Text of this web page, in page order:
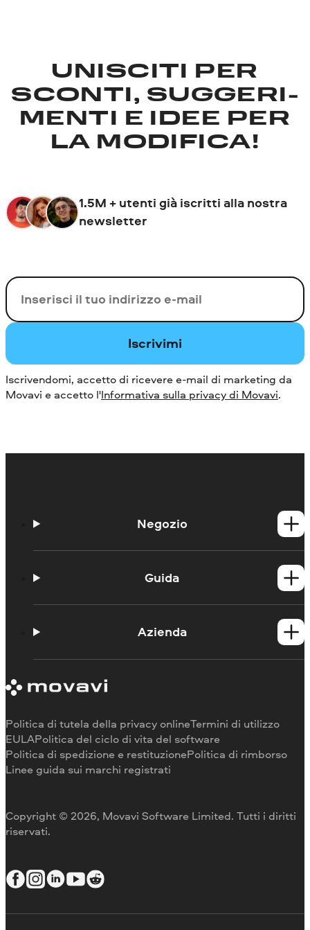
UNISCITI PER
SCONTI, SUGGERI­
MENTI E IDEE PER
LA MODIFICA!
1.5M + utenti già iscritti alla nostra
newsletter
La tua e-mail
Iscrivimi
Iscrivendomi, accetto di ricevere e-mail di marketing da
Movavi e accetto l'Informativa sulla privacy di Movavi.
Negozio
Prodotti per Mac
Guida
Portale didattico
Limitazioni della versione di prova
Rimborso
Azienda
Testimonianze
Perché scegliere noi
Per il lavoro
Copyright © 2026, Movavi Software Limited. Tutti i diritti
riservati.
Politica di tutela della privacy onlineTermini di utilizzo
EULAPolitica del ciclo di vita del software
Politica di spedizione e restituzionePolitica di rimborso
Linee guida sui marchi registrati